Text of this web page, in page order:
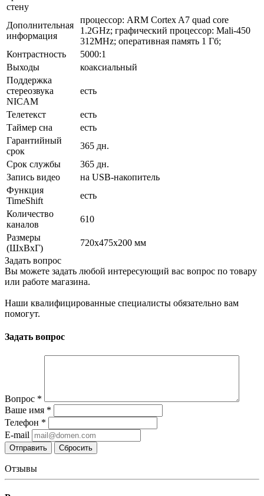
стену
Дополнительная
информация
процессор: ARM Cortex A7 quad core
1.2GHz; графический процессор: Mali-450
312MHz; оперативная память 1 Гб;
Контрастность
5000:1
Выходы
коаксиальный
Поддержка
стереозвука
NICAM
есть
Телетекст
есть
Таймер сна
есть
Гарантийный
срок
365 дн.
Срок службы
365 дн.
Запись видео
на USB-накопитель
Функция
TimeShift
есть
Количество
каналов
610
Размеры
(ШxВxГ)
720x475x200 мм
Задать вопрос
Вы можете задать любой интересующий вас вопрос по товару
или работе магазина.
Наши квалифицированные специалисты обязательно вам
помогут.
Задать вопрос
Вопрос *
Ваше имя *
Телефон *
E-mail
Сбросить
Отзывы